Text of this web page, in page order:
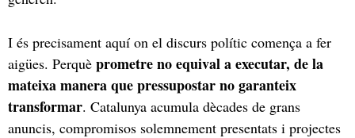
I és precisament aquí on el discurs polític comença a fer
aigües. Perquè prometre no equival a executar, de la
mateixa manera que pressupostar no garanteix
transformar. Catalunya acumula dècades de grans
anuncis, compromisos solemnement presentats i projectes